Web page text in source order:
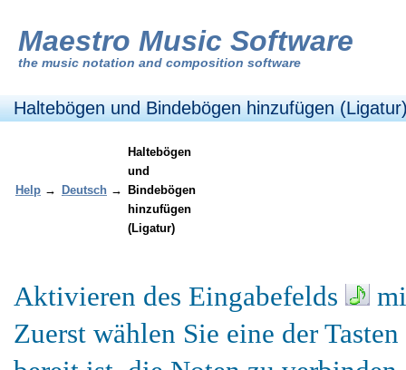
Maestro Music Software
the music notation and composition software
Haltebögen und Bindebögen hinzufügen
Help → Deutsch →
Haltebögen
und
Bindebögen
hinzufügen
(Ligatur)
Aktivieren des Eingabefelds
Zuerst wählen Sie eine der Tasten